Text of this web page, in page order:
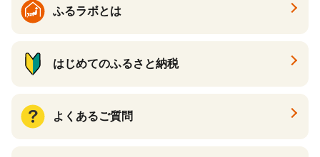
ふるラボとは
はじめてのふるさと納税
よくあるご質問